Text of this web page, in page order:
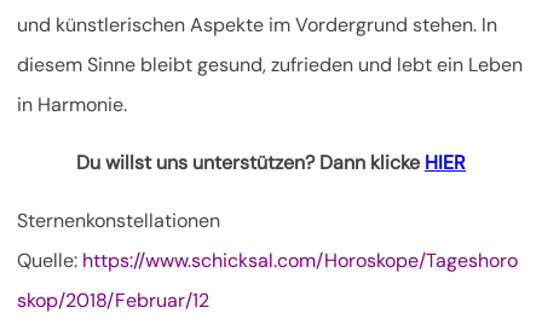
und künstlerischen Aspekte im Vordergrund stehen. In
diesem Sinne bleibt gesund, zufrieden und lebt ein Leben
in Harmonie.
Du willst uns unterstützen? Dann klicke HIER
Sternenkonstellationen
Quelle: https://www.schicksal.com/Horoskope/Tageshoro
skop/2018/Februar/12